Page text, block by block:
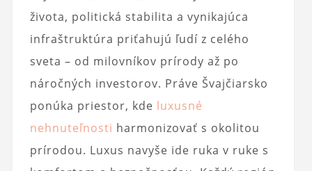
života, politická stabilita a vynikajúca
infraštruktúra priťahujú ľudí z celého
sveta – od milovníkov prírody až po
náročných investorov. Práve Švajčiarsko
ponúka priestor, kde luxusné
nehnuteľnosti harmonizovať s okolitou
prírodou. Luxus navyše ide ruka v ruke s